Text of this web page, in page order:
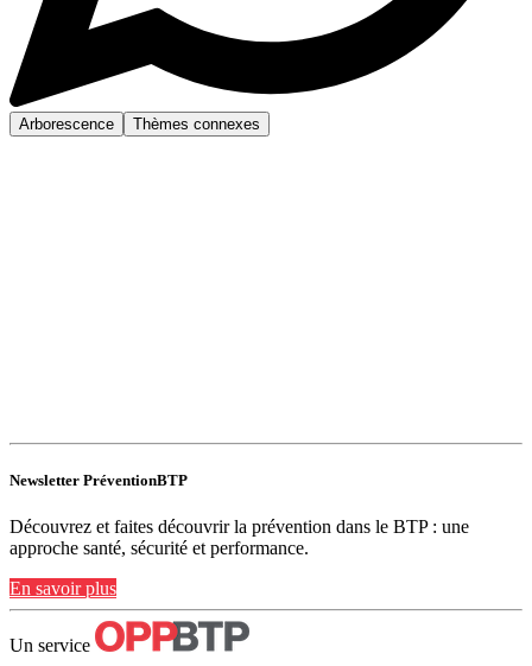
Arborescence Thèmes connexes
Newsletter PréventionBTP
Découvrez et faites découvrir la prévention dans le BTP : une
approche santé, sécurité et performance.
En savoir plus
Un service